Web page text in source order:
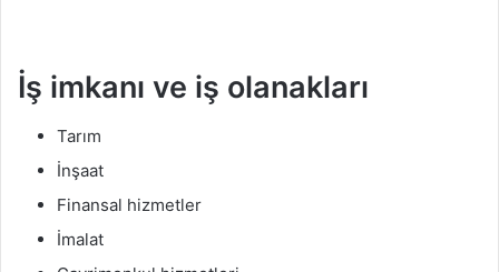
İş imkanı ve iş olanakları
Tarım
İnşaat
Finansal hizmetler
İmalat